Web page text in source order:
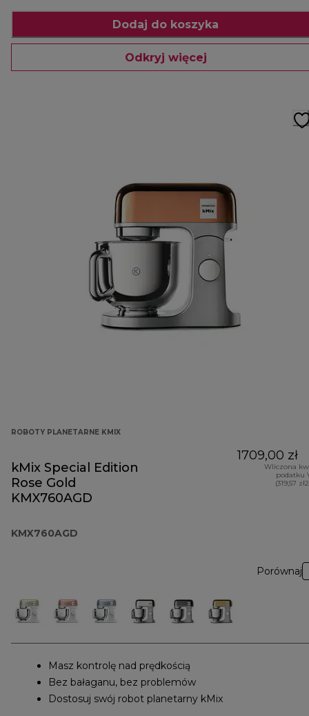
Dodaj do koszyka
Odkryj więcej
ROBOTY PLANETARNE KMIX
kMix Special Edition
Rose Gold
KMX760AGD
KMX760AGD
1709,00 zł
Wliczona
podatku
(319,57
Porównaj
Masz kontrolę nad prędkością
Bez bałaganu, bez problemów
Dostosuj swój robot planetarny kMix